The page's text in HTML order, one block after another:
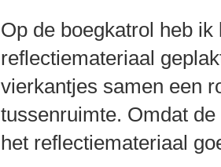
Op de boegkatrol heb
reflectiemateriaal
vierkantjes samen een
tussenruimte. Omdat
het reflectiemateriaal